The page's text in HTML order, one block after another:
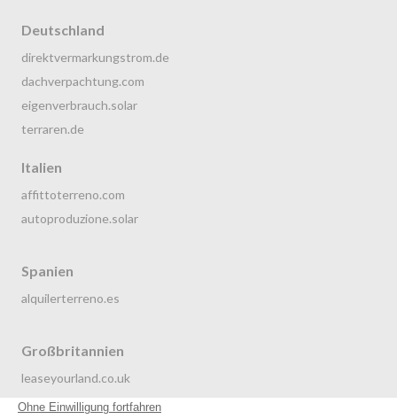
Deutschland
direktvermarkungstrom.de
dachverpachtung.com
eigenverbrauch.solar
terraren.de
Italien
affittoterreno.com
autoproduzione.solar
Spanien
alquilerterreno.es
Großbritannien
leaseyourland.co.uk
terraren.com